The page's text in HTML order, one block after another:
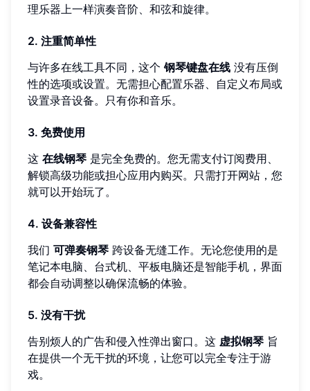
理乐器上一样演奏音阶、和弦和旋律。
2. 注重简单性
与许多在线工具不同，这个钢琴键盘在线 没有压倒
性的选项或设置。无需担心配置乐器、自定义布局或
设置录音设备。只有你和音乐。
3. 免费使用
这 在线钢琴 是完全免费的。您无需支付订阅费用、
解锁高级功能或担心应用内购买。只需打开网站，您
就可以开始玩了。
4. 设备兼容性
我们 可弹奏钢琴 跨设备无缝工作。无论您使用的是
笔记本电脑、台式机、平板电脑还是智能手机，界面
都会自动调整以确保流畅的体验。
5. 没有干扰
告别烦人的广告和侵入性弹出窗口。这 虚拟钢琴 旨
在提供一个无干扰的环境，让您可以完全专注于游
戏。